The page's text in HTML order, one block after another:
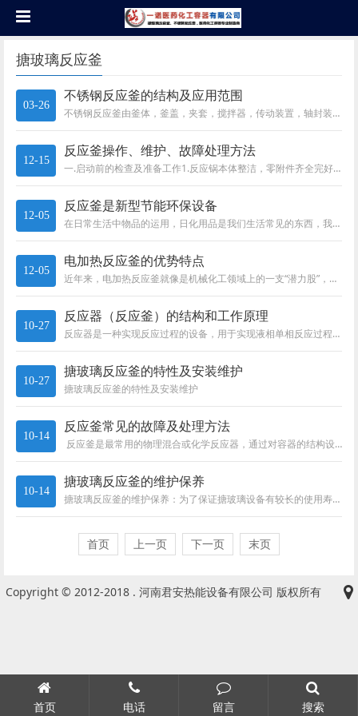
搪玻璃反应釜
03-26
不锈钢反应釜的结构及应用范围
不锈钢反应釜由釜体，釜盖，夹套，搅拌器，传动装置，轴封装置和支架组成。这些材料通常包括碳锰钢，不锈钢，锆，镍基（Hast...
12-15
反应釜操作、维护、故障处理方法
一.启动前的检查及准备工作1.反应锅本体整洁，零附件齐全完好。锅体上的压力表、真空表、温度表、安全阀门、阀门、疏水器应灵...
12-05
反应釜是新型节能环保设备
在日常生活中物品的运用，日化用品是我们生活常见的东西，我们使用的这些产品，但是你知道他们是靠什么生产出来的吗？反应釜这个...
12-05
电加热反应釜的优势特点
近年来，电加热反应釜就像是机械化工领域上的一支“潜力股”，广泛得应用于医药、化工、食品、天然调味品、食品添加剂、轻工等行...
10-27
反应器（反应釜）的结构和工作原理
反应器是一种实现反应过程的设备，用于实现液相单相反应过程和液液、气液、液固、气液固等多相反应过程。器内常设有搅拌（机械搅...
10-27
搪玻璃反应釜的特性及安装维护
搪玻璃反应釜的特性及安装维护
10-14
反应釜常见的故障及处理方法
反应釜是最常用的物理混合或化学反应器，通过对容器的结构设计与参数配置，实现工艺要求上的加热、蒸发、冷却及低高速的混配功...
10-14
搪玻璃反应釜的维护保养
搪玻璃反应釜的维护保养：为了保证搪玻璃设备有较长的使用寿命，必须加强设备的维护保养。
首页 上一页 下一页 末页
Copyright © 2012-2018 . 河南君安热能设备有限公司 版权所有
首页 电话 留言 搜索